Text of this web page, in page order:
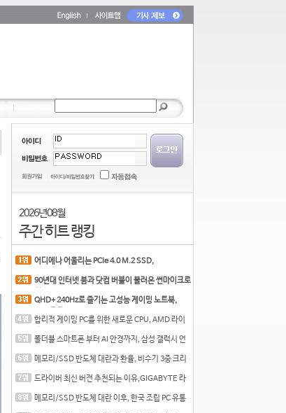
2026년 08월
주간 히트 랭킹
어디에나 어울리는 PCIe 4.0 M.2 SSD,
90년대 인터넷 붐과 닷컴 버블이 불러온 썬마이크로
QHD+ 240Hz로 즐기는 고성능 게이밍 노트북,
합리적 게이밍 PC를 위한 새로운 CPU, AMD 라이
폴더블 스마트폰 부터 AI 안경까지, 삼성 갤럭시 언
메모리/SSD 반도체 대란과 환율, 비수기 3중 크리
드라이버 최신 버전 추천되는 이유,GIGABYTE 라
메모리/SSD 반도체 대란 이후, 한국 조립 PC 유통